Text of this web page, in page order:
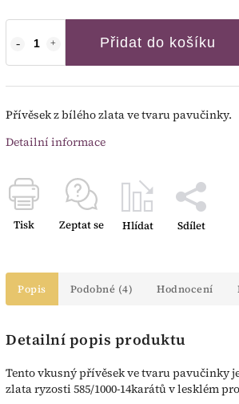
Přidat do košíku
Přívěsek z bílého zlata ve tvaru pavučinky.
Detailní informace
Tisk Zeptat se Hlídat Sdílet
Popis Podobné (4) Hodnocení
Detailní popis produktu
Tento vkusný přívěsek ve tvaru pavučinky
zlata ryzosti 585/1000-14karátů v lesklém